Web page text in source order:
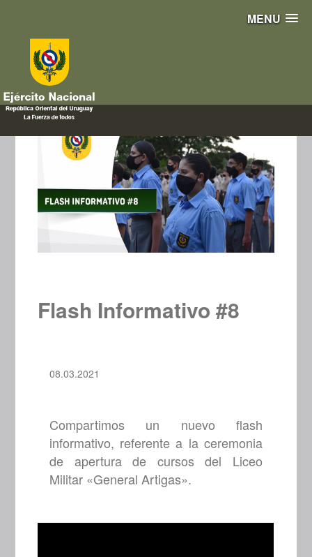
MENU
Flash Informativo #8
08.03.2021
Compartimos un nuevo flash
informativo, referente a la ceremonia
de apertura de cursos del Liceo
Militar «General Artigas».